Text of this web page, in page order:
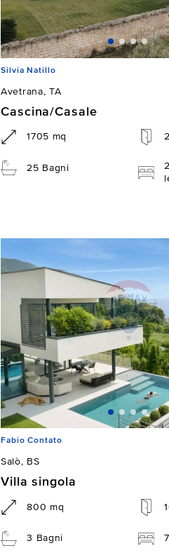
Silvia Natillo
Avetrana, TA
Cascina/Casale
1705 mq
25 Bagni
Fabio Contato
Salò, BS
Villa singola
800 mq
3 Bagni